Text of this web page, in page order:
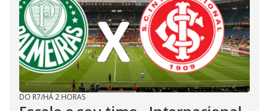
DO R7/HÁ 2 HORAS